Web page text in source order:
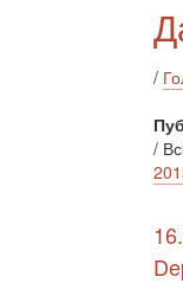
/
/